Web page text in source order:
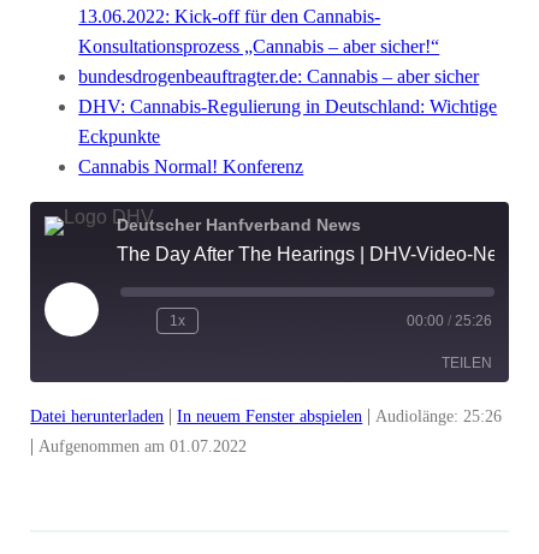
13.06.2022: Kick-off für den Cannabis-
Konsultationsprozess „Cannabis – aber sicher!“
bundesdrogenbeauftragter.de: Cannabis – aber sicher
DHV: Cannabis-Regulierung in Deutschland: Wichtige
Eckpunkte
Cannabis Normal! Konferenz
Deutscher Hanfverband News
Play
Episode
1x 00:00 / 25:26
TEILEN
Datei herunterladen |In neuem Fenster abspielen |Audiolänge: 25:26
|Aufgenommen am 01.07.2022